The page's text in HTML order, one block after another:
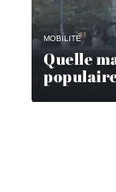
MOBILITÉ
Quelle